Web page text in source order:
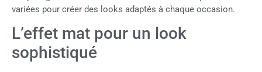
variées pour créer des looks adaptés à chaque occasion.
L’effet mat pour un look
sophistiqué